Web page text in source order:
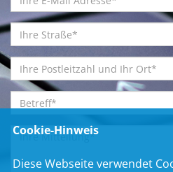
Cookie-Hinweis
Diese Webseite verwendet